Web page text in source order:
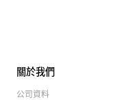
關於我們
公司資料